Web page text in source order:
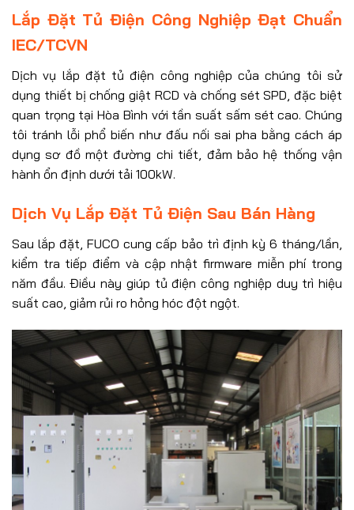
Lắp Đặt Tủ Điện Công Nghiệp Đạt Chuẩn
IEC/TCVN
Dịch vụ lắp đặt tủ điện công nghiệp của chúng tôi sử
dụng thiết bị chống giật RCD và chống sét SPD, đặc biệt
quan trọng tại Hòa Bình với tần suất sấm sét cao. Chúng
tôi tránh lỗi phổ biến như đấu nối sai pha bằng cách áp
dụng sơ đồ một đường chi tiết, đảm bảo hệ thống vận
hành ổn định dưới tải 100kW.
Dịch Vụ Lắp Đặt Tủ Điện Sau Bán Hàng
Sau lắp đặt, FUCO cung cấp bảo trì định kỳ 6 tháng/lần,
kiểm tra tiếp điểm và cập nhật firmware miễn phí trong
năm đầu. Điều này giúp tủ điện công nghiệp duy trì hiệu
suất cao, giảm rủi ro hỏng hóc đột ngột.